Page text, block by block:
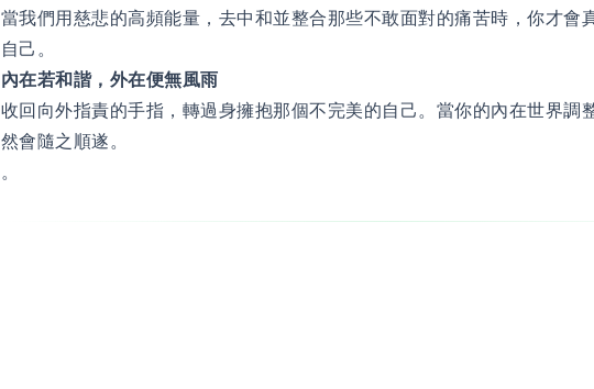
當我們用慈悲的高頻能量，去中和並整合那些不敢面對的痛苦時，你才會
自己。
內在若和諧，外在便無風雨
收回向外指責的手指，轉過身擁抱那個不完美的自己。當你的內在世界調
然會隨之順遂。
。